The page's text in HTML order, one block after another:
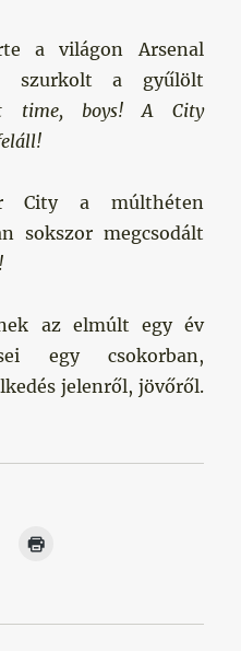
a világon Arsenal
szurkolt a gyűlölt
time, boys! A City
City a múlthéten
sokszor megcsodált
az elmúlt egy év
egy csokorban,
jelenről, jövőről.